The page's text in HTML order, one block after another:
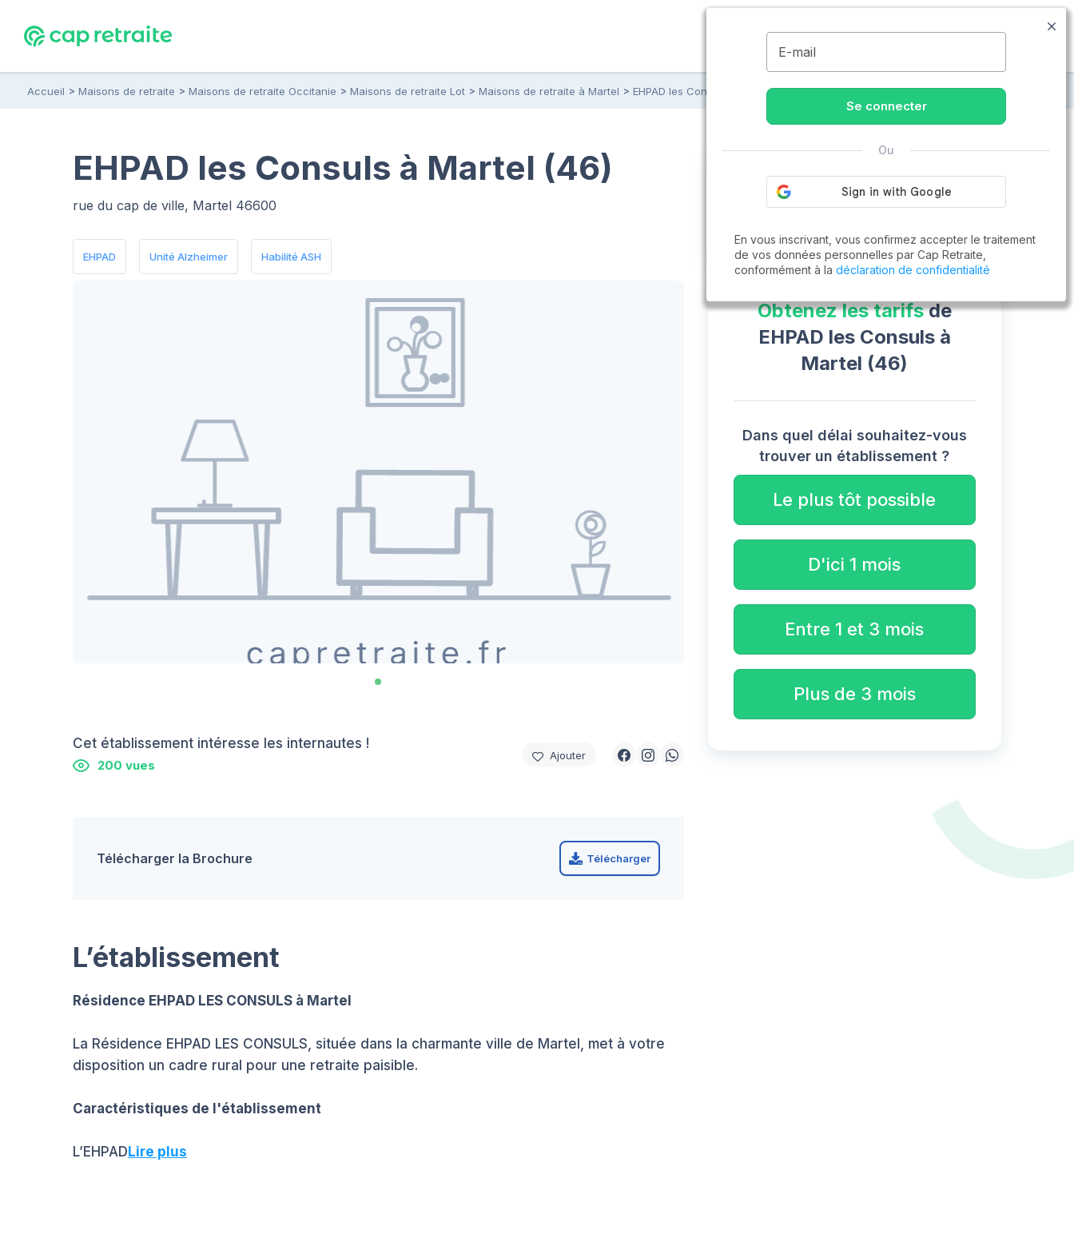
09.74.59.59.57
Accueil Maisons de retraite Maisons de retraite Occitanie Maisons de retraite Lot Maisons de retraite à Martel EHPAD les Consuls
Cet établissement intéresse les internautes !
200 vues
Ajouter
Télécharger la Brochure Télécharger
EHPAD les Consuls à Martel (46)
rue du cap de ville, Martel 46600
EHPAD Unité Alzheimer Habilité ASH
L’établissement
Résidence EHPAD LES CONSULS à Martel
La Résidence EHPAD LES CONSULS, située dans la charmante ville de Martel, met à votre
disposition un cadre rural pour une retraite paisible.
Caractéristiques de l'établissement
L’EHPADLire plus
Cap Retraite vous aide à trouver un emploi
Obtenez les tarifsde
EHPAD les Consuls à
Martel (46)
Dans quel délai souhaitez-vous
trouver un établissement ?
Le plus tôt possible
D'ici 1 mois
Entre 1 et 3 mois
Plus de 3 mois
E-mail
Se connecter
Ou
En vous inscrivant, vous confirmez accepter le traitement
de vos données personnelles par Cap Retraite,
conformément à la déclaration de confidentialité